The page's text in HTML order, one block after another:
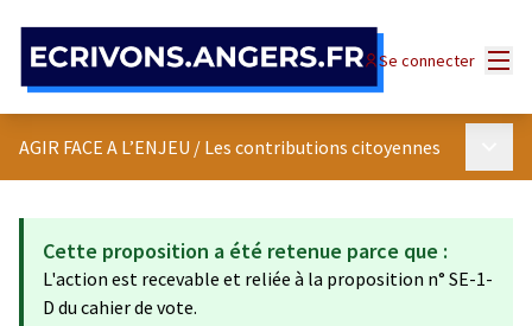
Se connecter
AGIR FACE A L’ENJEU / Les contributions citoyennes
Cette proposition a été retenue parce que :
L'action est recevable et reliée à la proposition n° SE-1-
D du cahier de vote.